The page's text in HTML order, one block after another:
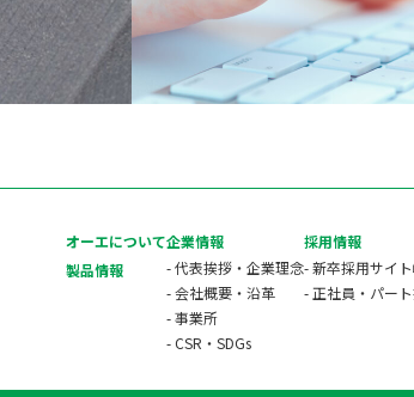
オーエについて
製品情報
企業情報
- 代表挨拶・企業理念
- 会社概要・沿革
- 事業所
- CSR・SDGs
採用情報
- 新卒採用サイト
- 正社員・パー